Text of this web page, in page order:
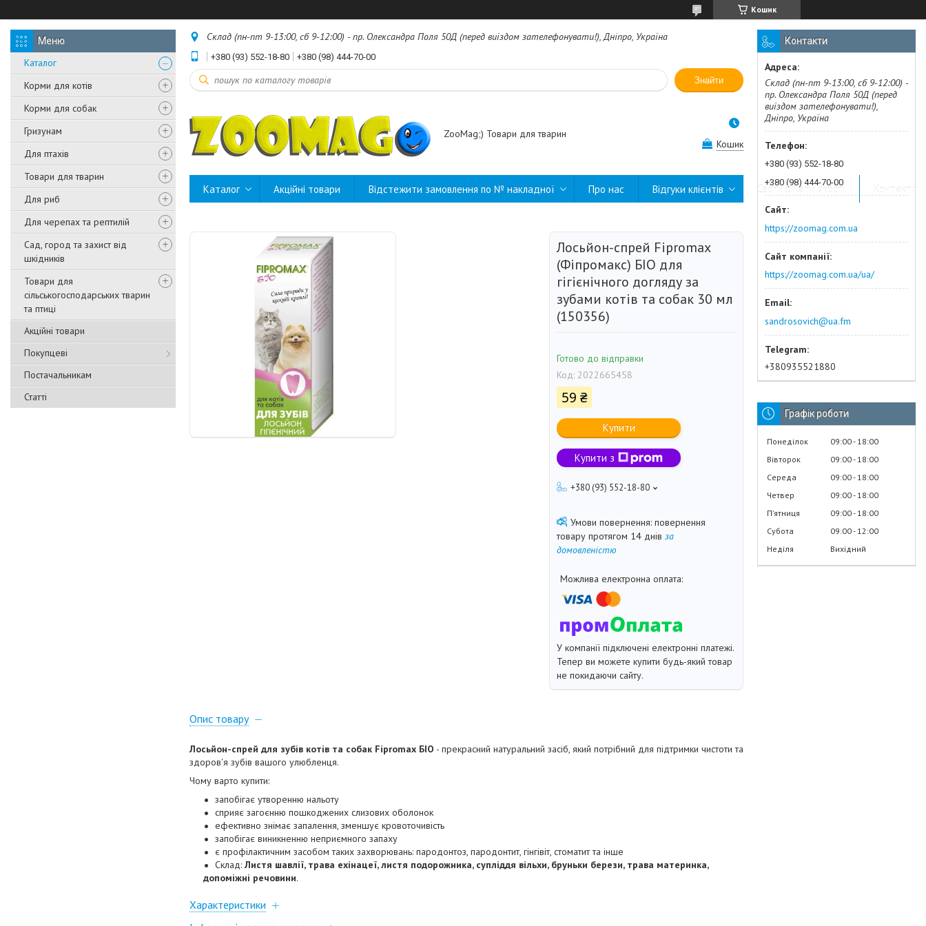
Кошик
Каталог
Корми для котів
Корми для собак
Гризунам
Для птахів
Товари для тварин
Для риб
Для черепах та рептилій
Сад, город та захист від
шкідників
Товари для
сільськогосподарських тварин
та птиці
Акційні товари
Покупцеві
Постачальникам
Статті
Склад (пн-пт 9-13:00, сб 9-12:00) - пр. Олександра Поля 50Д (перед виїздом зателефонувати!), Дніпро, Україна
+380 (93) 552-18-80 +380 (98) 444-70-00
Знайти
ZooMag;) Товари для тварин
Кошик
Каталог Акційні товари Відстежити замовлення по № накладної Про нас Відгуки клієнтів Сертифікати якості Контакти
Лосьйон-спрей Fipromax
(Фіпромакс) БІО для
гігієнічного догляду за
зубами котів та собак 30 мл
(150356)
Готово до відправки
Код: 2022665458
59 ₴
Купити
Купити з
+380 (93) 552-18-80
повернення
товару протягом 14 днів за
домовленістю
У компанії підключені електронні платежі.
Тепер ви можете купити будь-який товар
не покидаючи сайту.
Опис товару
Лосьйон-спрей для зубів котів та собак Fipromax БІО - прекрасний натуральний засіб, який потрібний для підтримки чистоти та
здоров'я зубів вашого улюбленця.
Чому варто купити:
запобігає утворенню нальоту
сприяє загоєнню пошкоджених слизових оболонок
ефективно знімає запалення, зменшує кровоточивість
запобігає виникненню неприємного запаху
є профілактичним засобом таких захворювань: пародонтоз, пародонтит, гінгівіт, стоматит та інше
Склад:Листя шавлії, трава ехінацеї, листя подорожника, супліддя вільхи, бруньки берези, трава материнка,
допоміжні речовини.
Характеристики
Контакти
Склад (пн-пт 9-13:00, сб 9-12:00) -
пр. Олександра Поля 50Д (перед
виїздом зателефонувати!),
Дніпро, Україна
+380 (93) 552-18-80
+380 (98) 444-70-00
https://zoomag.com.ua
https://zoomag.com.ua/ua/
sandrosovich@ua.fm
+380935521880
Графік роботи
Понеділок 09:00 18:00
Вівторок
09:00 18:00
Середа
09:00 18:00
Четвер
09:00 18:00
Пʼятниця
09:00 18:00
Субота
09:00 12:00
Неділя
Вихідний